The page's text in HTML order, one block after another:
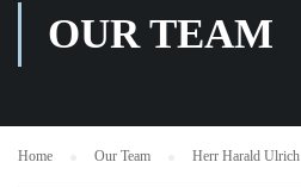
OUR TEAM
Home Our Team Herr Harald Ulrich